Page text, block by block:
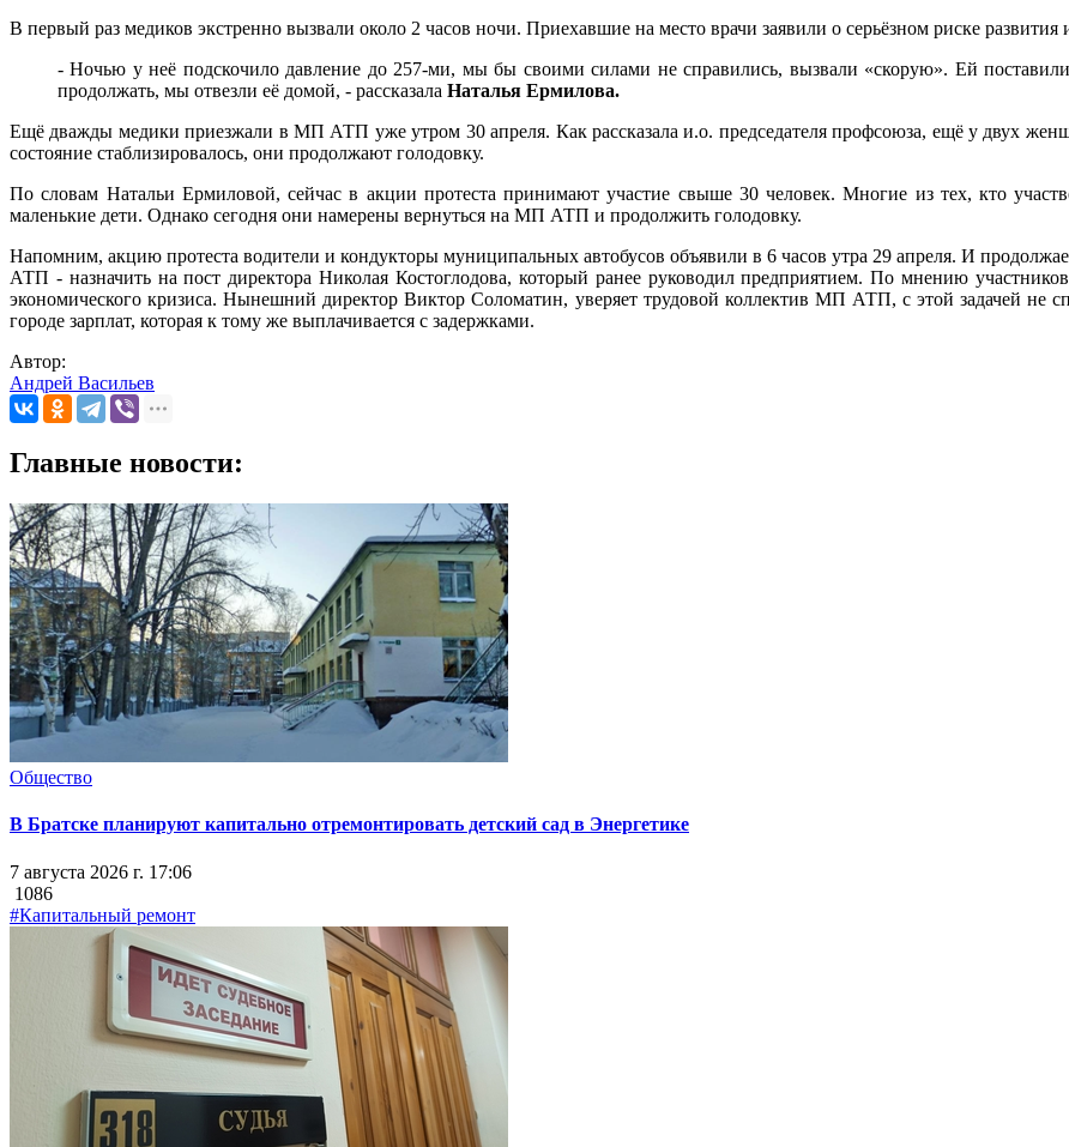
В первый раз медиков экстренно вызвали около 2 часов ночи. Приехавшие на место врачи заявили о серьёзном риске развития
- Ночью у неё подскочило давление до 257-ми, мы бы своими силами не справились, вызвали «скорую». Ей
продолжать, мы отвезли её домой, - рассказала Наталья Ермилова.
Ещё дважды медики приезжали в МП АТП уже утром 30 апреля. Как рассказала и.о. председателя профсоюза, ещё у двух
состояние стаблизировалось, они продолжают голодовку.
По словам Натальи Ермиловой, сейчас в акции протеста принимают участие свыше 30 человек. Многие из тех, кто
маленькие дети. Однако сегодня они намерены вернуться на МП АТП и продолжить голодовку.
Напомним, акцию протеста водители и кондукторы муниципальных автобусов объявили в 6 часов утра 29 апреля. И
АТП - назначить на пост директора Николая Костоглодова, который ранее руководил предприятием. По мнению
экономического кризиса. Нынешний директор Виктор Соломатин, уверяет трудовой коллектив МП АТП, с этой задачей не
городе зарплат, которая к тому же выплачивается с задержками.
Автор:
Андрей Васильев
Главные новости:
Общество
В Братске планируют капитально отремонтировать детский сад в Энергетике
7 августа 2026 г. 17:06
1086
#Капитальный ремонт